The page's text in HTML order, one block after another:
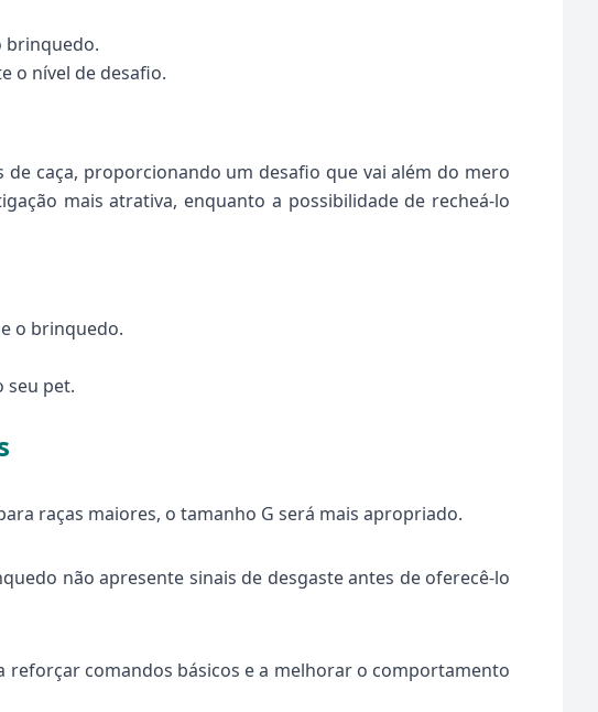
brinquedo.
o nível de desafio.
caça, proporcionando um desafio que vai além do mero
mais atrativa, enquanto a possibilidade de recheá-lo
o brinquedo.
seu pet.
raças maiores, o tamanho G será mais apropriado.
não apresente sinais de desgaste antes de oferecê-lo
reforçar comandos básicos e a melhorar o comportamento